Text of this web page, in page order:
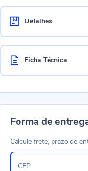
Detalhes
Ficha Técnica
Forma de
Calcule frete, prazo de
CEP